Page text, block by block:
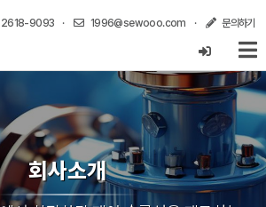
9093 · 1996@sewooo.com · 문의하기
회사소개